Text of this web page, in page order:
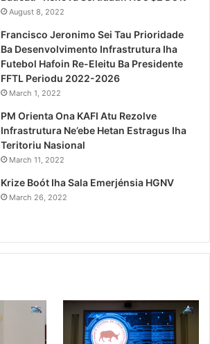
August 8, 2022
Francisco Jeronimo Sei Tau Prioridade
Ba Desenvolvimento Infrastrutura Iha
Futebol Hafoin Re-Eleitu Ba Presidente
FFTL Periodu 2022-2026
March 1, 2022
PM Orienta Ona KAFI Atu Rezolve
Infrastrutura Ne’ebe Hetan Estragus Iha
Teritoriu Nasional
March 11, 2022
Krize Boót Iha Sala Emerjénsia HGNV
March 26, 2022